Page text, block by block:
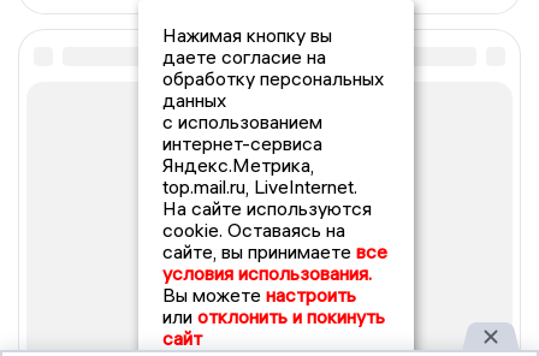
Нажимая кнопку вы
даете согласие на
обработку персональных
данных
с использованием
интернет-сервиса
Яндекс.Метрика,
top.mail.ru, LiveInternet.
На сайте используются
cookie. Оставаясь на
сайте, вы принимаете все
условия использования.
Вы можете настроить
или отклонить и покинуть
сайт